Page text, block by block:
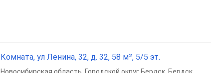
Комната, ул Ленина, 32, д. 32, 58 м², 5/5 эт.